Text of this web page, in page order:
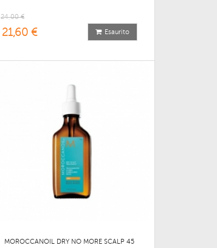
24,00 €
21,60 € Esaurito
MOROCCANOIL DRY NO MORE SCALP 45